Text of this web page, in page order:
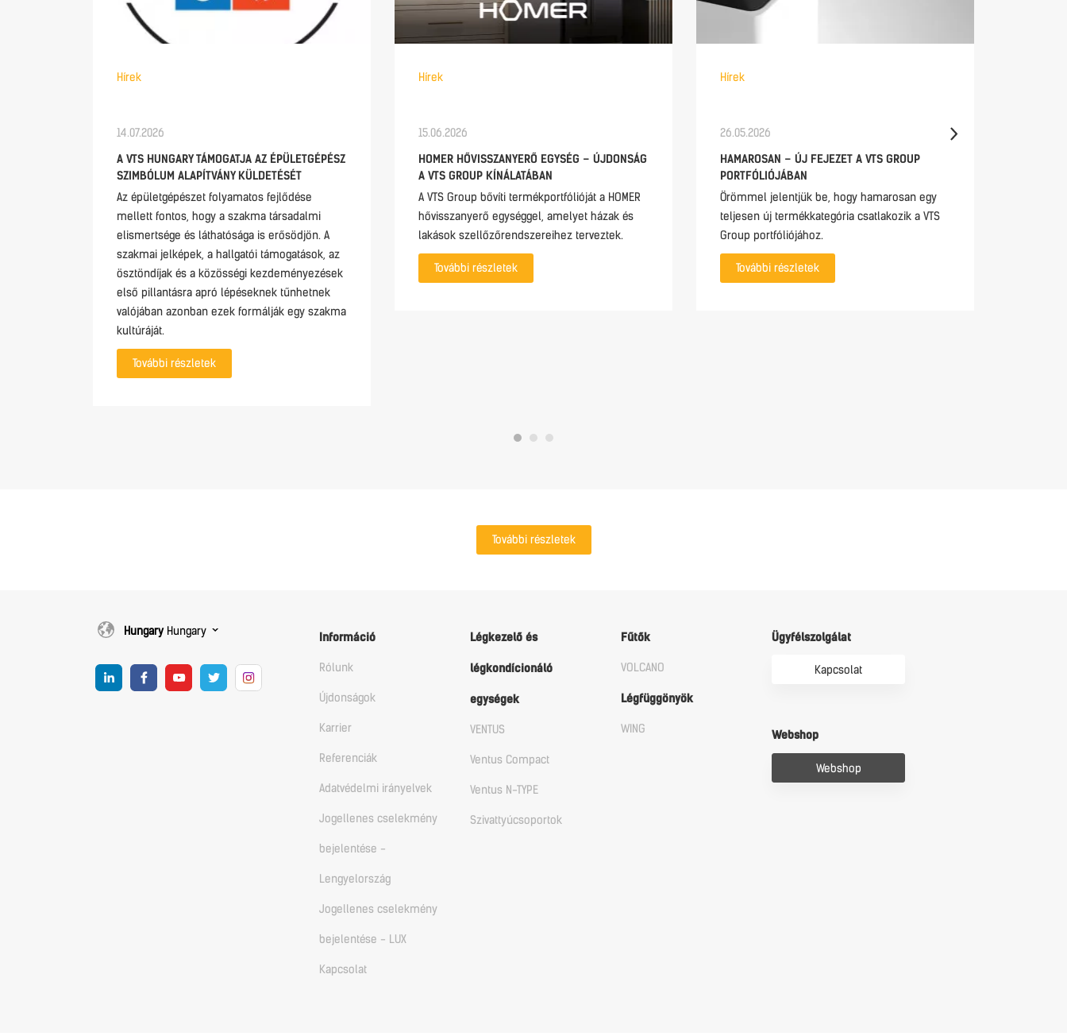
Hírek
14.07.2026
A VTS HUNGARY TÁMOGATJA AZ ÉPÜLETGÉPÉSZ
SZIMBÓLUM ALAPÍTVÁNY KÜLDETÉSÉT
Az épületgépészet folyamatos fejlődése
mellett fontos, hogy a szakma társadalmi
elismertsége és láthatósága is erősödjön. A
szakmai jelképek, a hallgatói támogatások, az
ösztöndíjak és a közösségi kezdeményezések
első pillantásra apró lépéseknek tűnhetnek
valójában azonban ezek formálják egy szakma
kultúráját.
További részletek
Hírek
15.06.2026
HOMER HŐVISSZANYERŐ EGYSÉG – ÚJDONSÁG
A VTS GROUP KÍNÁLATÁBAN
A VTS Group bővíti termékportfólióját a HOMER
hővisszanyerő egységgel, amelyet házak és
lakások szellőzőrendszereihez terveztek.
További részletek
Hírek
26.05.2026
HAMAROSAN – ÚJ FEJEZET A VTS GROUP
PORTFÓLIÓJÁBAN
Örömmel jelentjük be, hogy hamarosan egy
teljesen új termékkategória csatlakozik a VTS
Group portfóliójához.
További részletek
További részletek
HungaryHungary Információ
Rólunk
Újdonságok
Karrier
Referenciák
Adatvédelmi irányelvek
Jogellenes cselekmény
bejelentése -
Lengyelország
Jogellenes cselekmény
bejelentése - LUX
Kapcsolat
Légkezelő és
légkondícionáló
egységek
VENTUS
Ventus Compact
Ventus N-TYPE
Szivattyúcsoportok
Fűtők
VOLCANO
Légfüggönyök
WING
Ügyfélszolgálat
Kapcsolat
Webshop
Webshop